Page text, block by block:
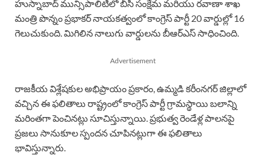
హుస్నాబాద్ మున్సిపాలిటీలో బీసీ సంక్షేమ మరియు రవాణా శాఖ
మంత్రి పొన్నం ప్రభాకర్ నాయకత్వంలో కాంగ్రెస్ పార్టీ 20 వార్డుల్లో 16
గెలుచుకుంది. మిగిలిన నాలుగు వార్డులను బీఆర్ఎస్ సాధించింది.
Advertisement
రాజకీయ విశ్లేషకుల అభిప్రాయం ప్రకారం, ఉమ్మడి కరీంనగర్ జిల్లాలో
వచ్చిన ఈ ఫలితాలు రాష్ట్రంలో కాంగ్రెస్ పార్టీ గ్రామస్థాయి బలాన్ని
మరింతగా పెంచినట్లు సూచిస్తున్నాయి. ప్రభుత్వ రెండేళ్ల పాలనపై
ప్రజలు సానుకూల స్పందన చూపినట్లుగా ఈ ఫలితాలు
భావిస్తున్నారు.